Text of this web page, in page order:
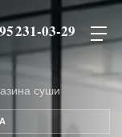
231-03-29
суши